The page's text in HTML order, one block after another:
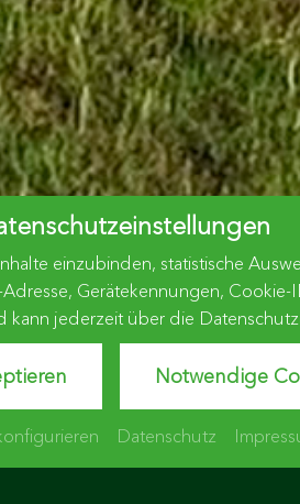
einzubinden, statistische
Gerätekennungen,
kann jederzeit über die
Notwendige
Datenschutz